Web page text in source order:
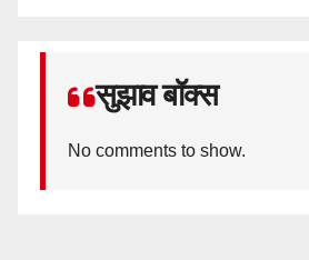
सुझाव बॉक्स
No comments to show.